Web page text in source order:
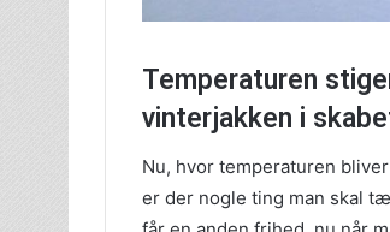
Temperaturen
vinterjakken i
Nu, hvor temperaturen
er der nogle ting man skal